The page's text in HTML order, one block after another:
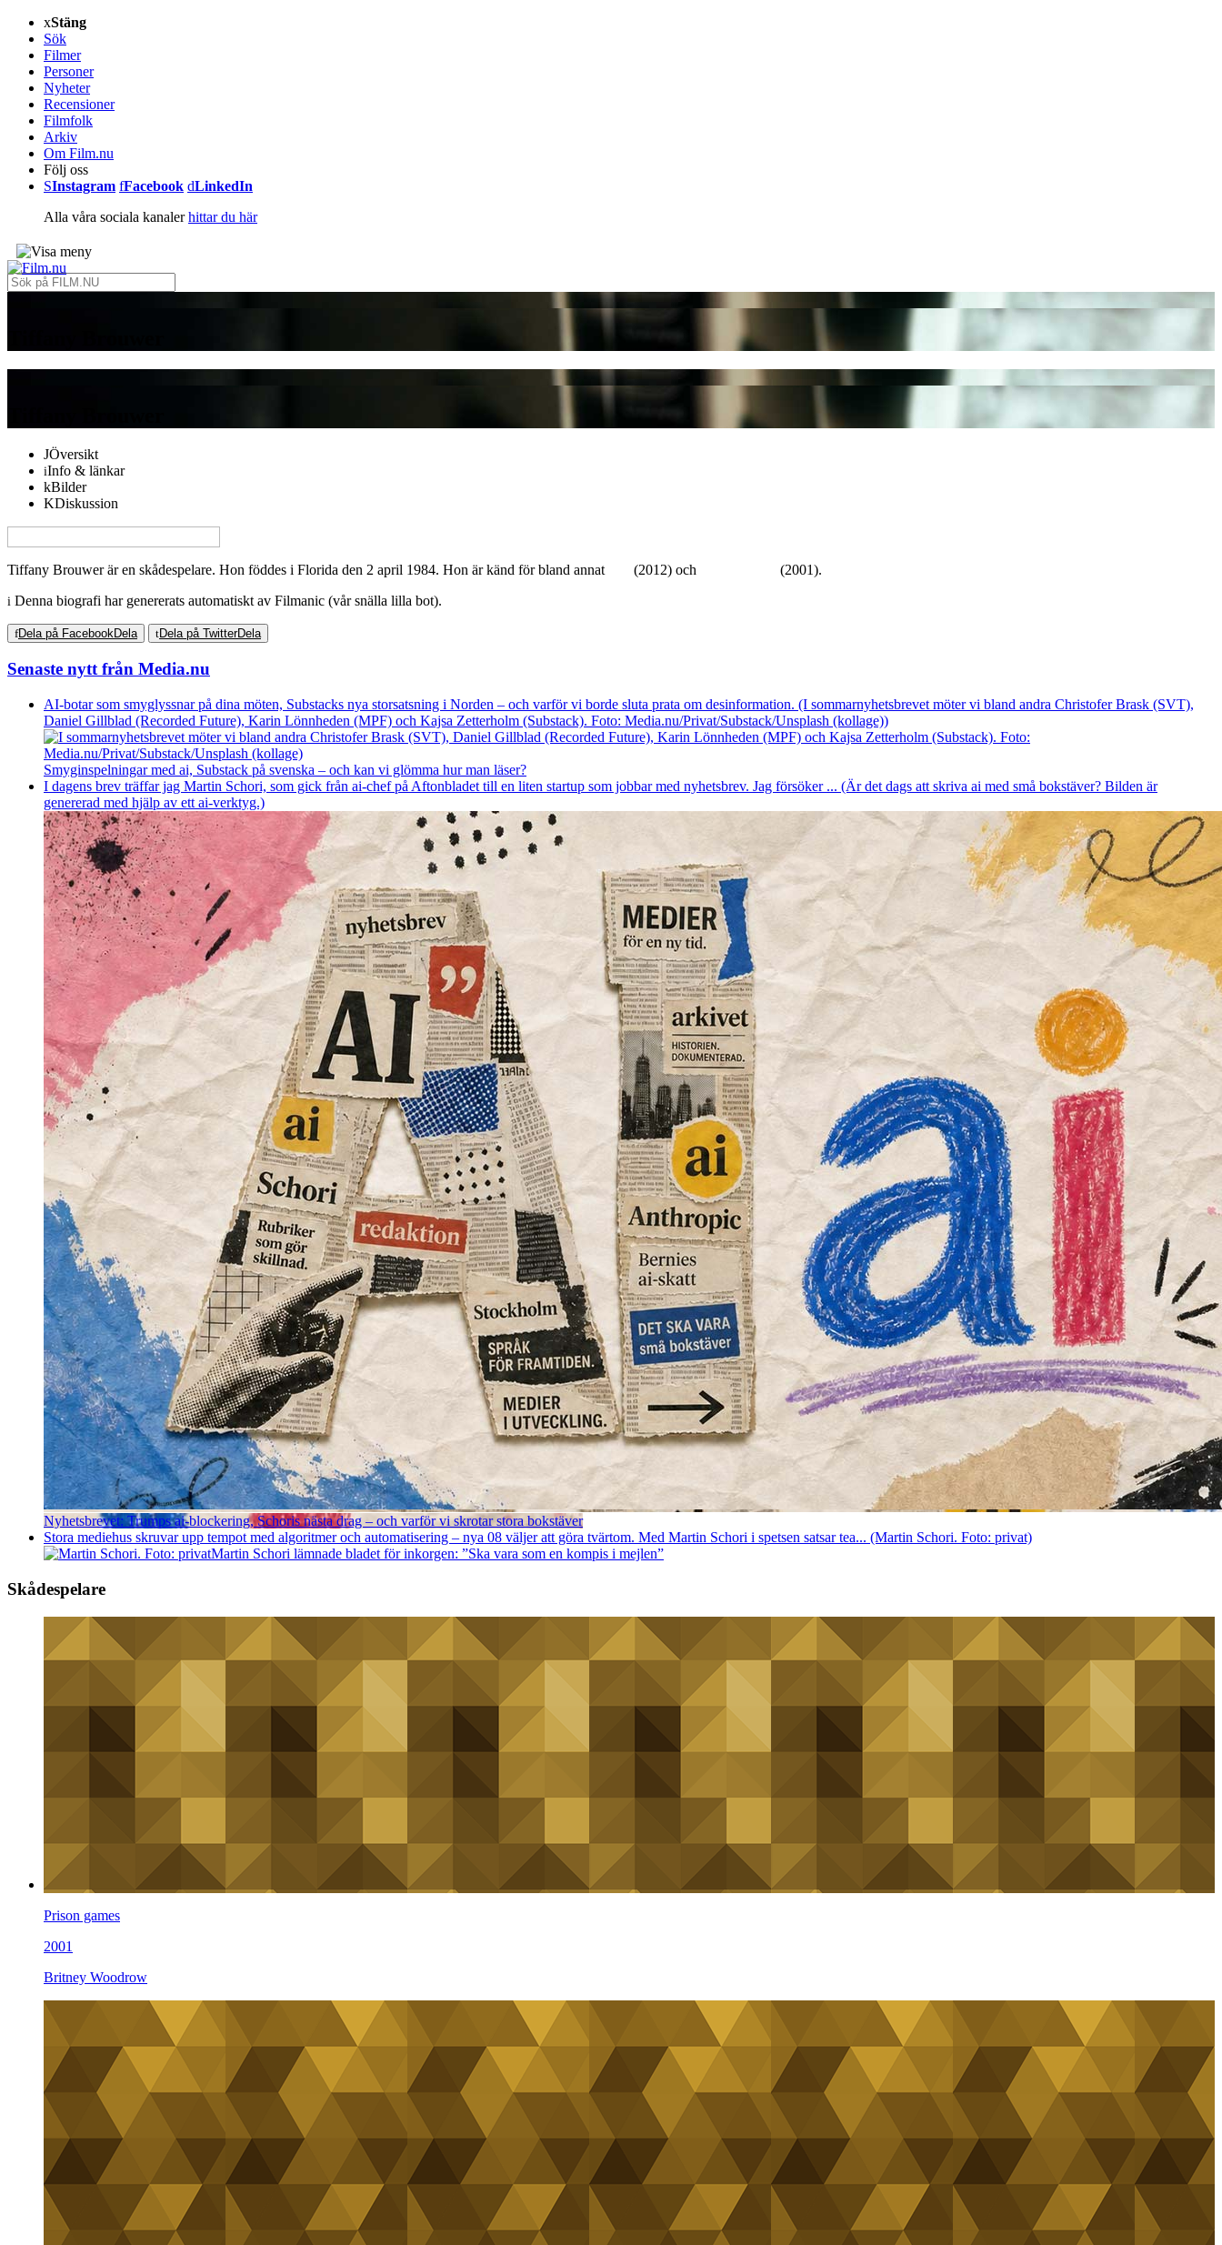
Stäng
Sök
Filmer
Personer
Nyheter
Recensioner
Filmfolk
Arkiv
Om Film.nu
Följ oss
Instagram Facebook
LinkedIn
Alla våra sociala kanalerhittar du här
Översikt
Info & länkar
Bilder
Diskussion
Tiffany Brouwer är en skådespelare. Hon föddes i Florida den 2 april 1984. Hon är känd för bland annat (2012) och
(2001).
Denna biografi har genererats automatiskt av Filmanic (vår snälla lilla bot).
Dela på FacebookDela Dela på TwitterDela
Senaste nytt från Media.nu
AI-botar som smyglyssnar på dina möten, Substacks nya storsatsning i Norden – och varför vi borde sluta prata om desinformation. (I sommarnyhetsbrevet möter vi bland andra Christofer Brask (SVT),
Daniel Gillblad (Recorded Future), Karin Lönnheden (MPF) och Kajsa Zetterholm (Substack). Foto: Media.nu/Privat/Substack/Unsplash (kollage))
Smyginspelningar med ai, Substack på svenska – och kan vi glömma hur man läser?
I dagens brev träffar jag Martin Schori, som gick från ai-chef på Aftonbladet till en liten startup som jobbar med nyhetsbrev. Jag försöker ... (Är det dags att skriva ai med små bokstäver? Bilden är
genererad med hjälp av ett ai-verktyg.)
Nyhetsbrevet: Trumps ai-blockering, Schoris nästa drag – och varför vi skrotar stora bokstäver
Stora mediehus skruvar upp tempot med algoritmer och automatisering – nya 08 väljer att göra tvärtom. Med Martin Schori i spetsen satsar tea... (Martin Schori. Foto: privat)
Martin Schori lämnade bladet för inkorgen: ”Ska vara som en kompis i mejlen”
Skådespelare
Prison games
2001
Britney Woodrow